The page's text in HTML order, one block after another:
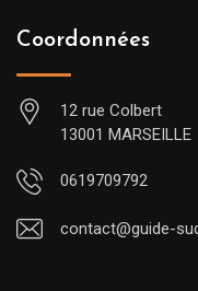
Coordonnées
12 rue Colbert
13001 MARSEILLE
0619709792
contact@guide-